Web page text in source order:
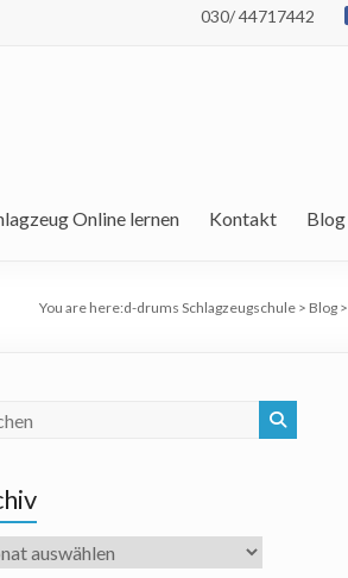
030/ 44717442
Online lernen Kontakt Blog
You are here:d-drums Schlagzeugschule > Blog >